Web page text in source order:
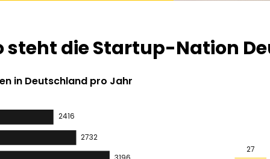
steht die Startup-Nation
in Deutschland pro Jahr